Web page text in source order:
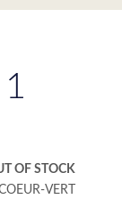
OF STOCK
VERT